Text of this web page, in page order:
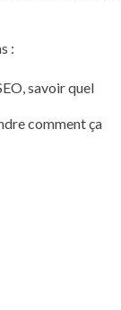
:
savoir quel
comment ça